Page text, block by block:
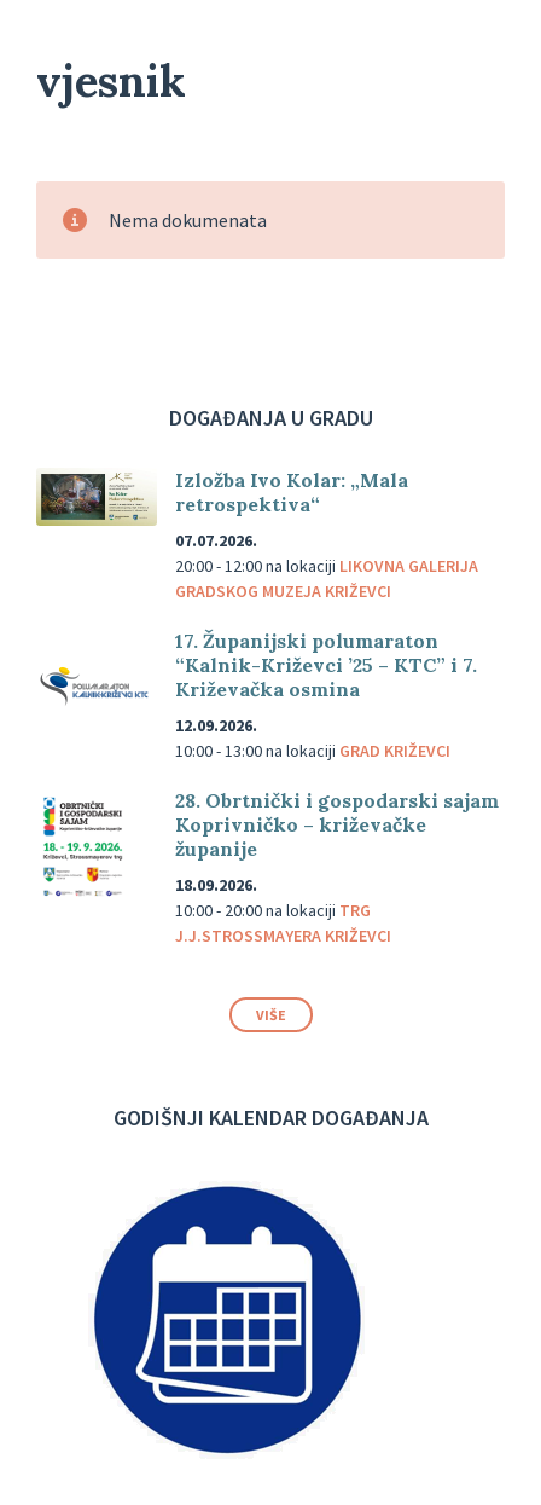
vjesnik
Nema dokumenata
DOGAĐANJA U GRADU
Izložba Ivo Kolar: „Mala
retrospektiva“
07.07.2026.
20:00 - 12:00na lokaciji LIKOVNA GALERIJA
GRADSKOG MUZEJA KRIŽEVCI
17. Županijski polumaraton
“Kalnik-Križevci ’25 – KTC” i 7.
Križevačka osmina
12.09.2026.
10:00 - 13:00na lokaciji GRAD KRIŽEVCI
28. Obrtnički i gospodarski sajam
Koprivničko – križevačke
županije
18.09.2026.
10:00 - 20:00na lokaciji TRG
J.J.STROSSMAYERA KRIŽEVCI
VIŠE
GODIŠNJI KALENDAR DOGAĐANJA